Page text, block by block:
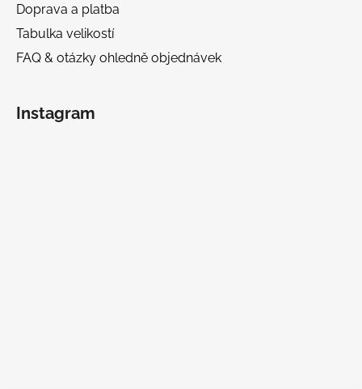
Doprava a platba
Tabulka velikostí
FAQ & otázky ohledně objednávek
Instagram